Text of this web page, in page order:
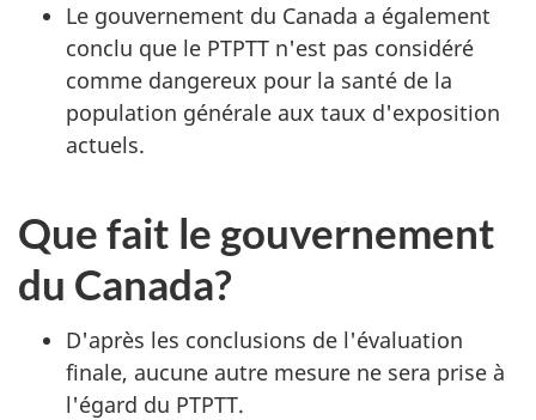
Le gouvernement du Canada a également
conclu que le PTPTT n'est pas considéré
comme dangereux pour la santé de la
population générale aux taux d'exposition
actuels.
Que fait le gouvernement
du Canada?
D'après les conclusions de l'évaluation
finale, aucune autre mesure ne sera prise à
l'égard du PTPTT.